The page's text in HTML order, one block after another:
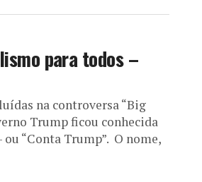
para todos –
na controversa “Big
Trump ficou conhecida
“Conta Trump”. O nome,